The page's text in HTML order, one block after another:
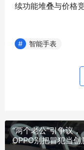
续功能堆叠与价格
智能手表
“两个老公”引争议，
OPPO别把冒犯当创